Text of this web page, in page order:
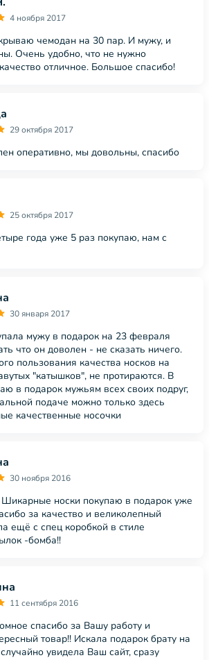
4 ноября 2017
чемодан на 30 пар. И мужу, и
Очень удобно, что не нужно
отличное. Большое спасибо!
29 октября 2017
оперативно, мы довольны, спасибо
25 октября 2017
года уже 5 раз покупаю, нам с
30 января 2017
мужу в подарок на 23 февраля
что он доволен - не сказать ничего.
пользования качества носков на
"катышков", не протираются. В
в подарок мужьям всех своих подруг,
подаче можно только здесь
качественные носочки
30 ноября 2016
носки покупаю в подарок уже
за качество и великолепный
ещё с спец коробкой в стиле
-бомба!!
11 сентября 2016
спасибо за Вашу работу и
товар!! Искала подарок брату на
увидела Ваш сайт, сразу